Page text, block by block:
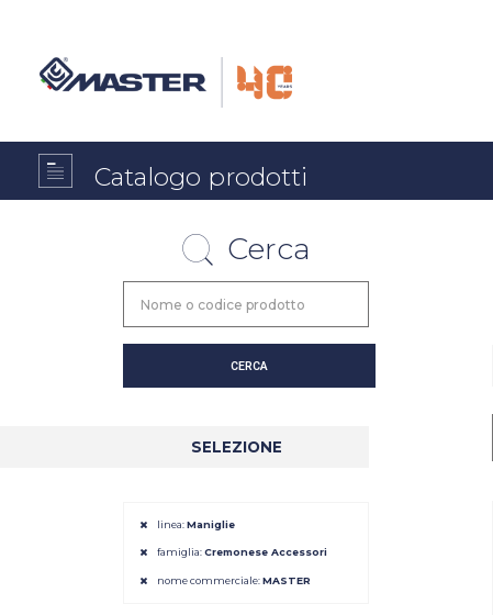
Catalogo prodotti
Cerca
SELEZIONE
linea:Maniglie
famiglia:Cremonese Accessori
nome commerciale:MASTER